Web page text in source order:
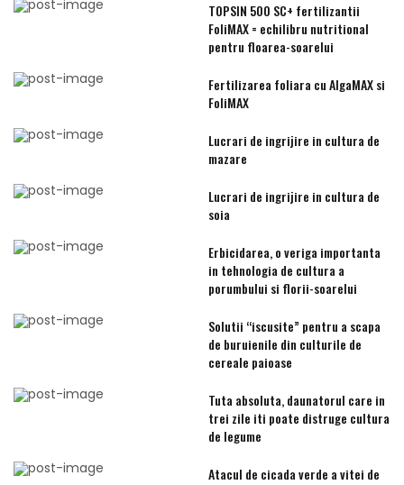
TOPSIN 500 SC+ fertilizantii
FoliMAX = echilibru nutritional
pentru floarea-soarelui
Fertilizarea foliara cu AlgaMAX si
FoliMAX
Lucrari de ingrijire in cultura de
mazare
Lucrari de ingrijire in cultura de
soia
Erbicidarea, o veriga importanta
in tehnologia de cultura a
porumbului si florii-soarelui
Solutii “iscusite” pentru a scapa
de buruienile din culturile de
cereale paioase
Tuta absoluta, daunatorul care in
trei zile iti poate distruge cultura
de legume
Atacul de cicada verde a vitei de